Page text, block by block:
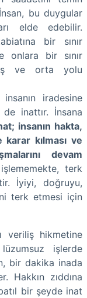
bu duygular
elde edebilir.
bir sınır
onlara bir sınır
ve orta yolu
insanın iradesine
inattır. İnsana
insanın hakta,
kılması ve
devam
terk
İyiyi, doğruyu,
terk etmesi için
veriliş hikmetine
lüzumsuz işlerde
bir dakika inada
zıddına
bir şeyde inat